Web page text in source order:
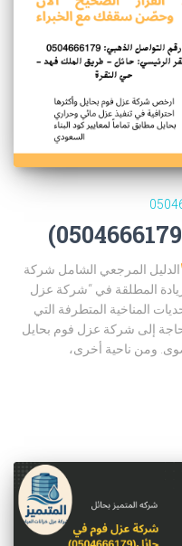
الدليل المرجعي الشامل شركة
المطلقة في “شركة عزل
المناخية المتطرفة التي
إلى شركة عزل فوم بحايل
ومن ناحية أخرى،